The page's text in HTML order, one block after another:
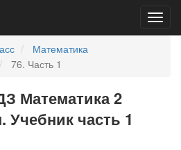
Математика
76. Часть 1
Математика 2
Учебник часть 1